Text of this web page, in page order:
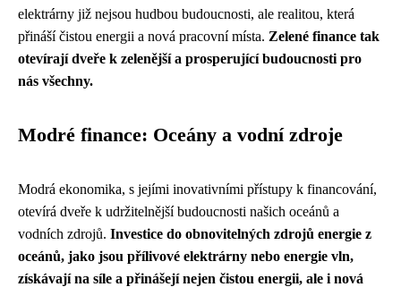
elektrárny již nejsou hudbou budoucnosti, ale realitou, která
přináší čistou energii a nová pracovní místa. Zelené finance tak
otevírají dveře k zelenější a prosperující budoucnosti pro
nás všechny.
Modré finance: Oceány a vodní zdroje
Modrá ekonomika, s jejími inovativními přístupy k financování,
otevírá dveře k udržitelnější budoucnosti našich oceánů a
vodních zdrojů. Investice do obnovitelných zdrojů energie z
oceánů, jako jsou přílivové elektrárny nebo energie vln,
získávají na síle a přinášejí nejen čistou energii, ale i nová